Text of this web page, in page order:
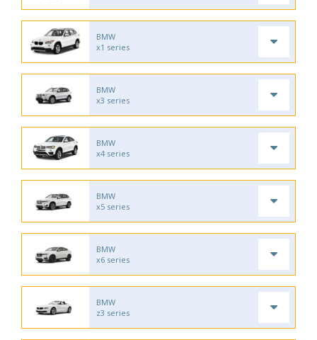
BMW
x1 series
BMW
x3 series
BMW
x4 series
BMW
x5 series
BMW
x6 series
BMW
z3 series